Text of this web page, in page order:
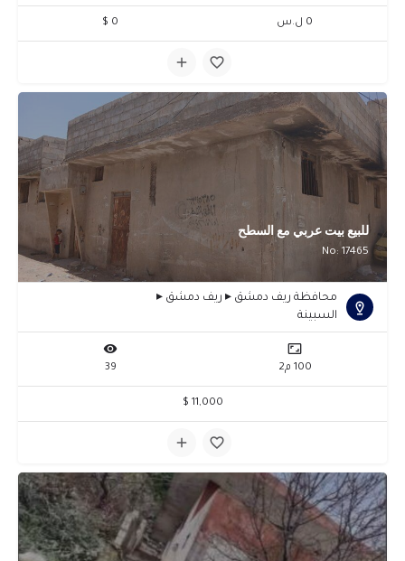
0 ل.س 0 $
للبيع بيت عربي مع السطح
No: 17465
محافظة ريف دمشق ▸ ريف دمشق ▸
السبينة
100 م2 39
11,000 $